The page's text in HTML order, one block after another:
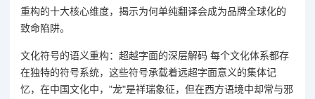
重构的十大核心维度，揭示为何单纯翻译会成为品牌全球化的
致命陷阱。
文化符号的语义重构：超越字面的深层解码 每个文化体系都存
在独特的符号系统，这些符号承载着远超字面意义的集体记
忆，在中国文化中，"龙"是祥瑞象征，但在西方语境中却常与邪